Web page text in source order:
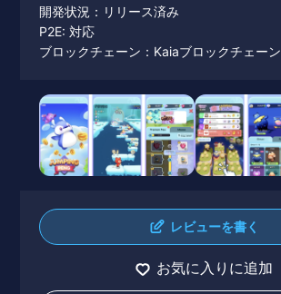
開発状況：リリース済み
P2E: 対応
ブロックチェーン：Kaiaブロックチェーン
レビューを書く
お気に入りに追加